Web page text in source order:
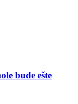
bude ešte